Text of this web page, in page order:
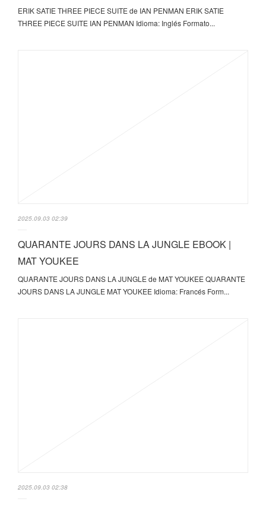
ERIK SATIE THREE PIECE SUITE de IAN PENMAN ERIK SATIE
THREE PIECE SUITE IAN PENMAN Idioma: Inglés Formato...
2025.09.03 02:39
QUARANTE JOURS DANS LA JUNGLE EBOOK |
MAT YOUKEE
QUARANTE JOURS DANS LA JUNGLE de MAT YOUKEE QUARANTE
JOURS DANS LA JUNGLE MAT YOUKEE Idioma: Francés Form...
2025.09.03 02:38